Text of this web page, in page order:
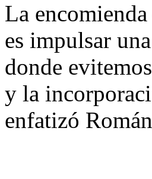
La
es impulsar
donde
y la
enfatizó